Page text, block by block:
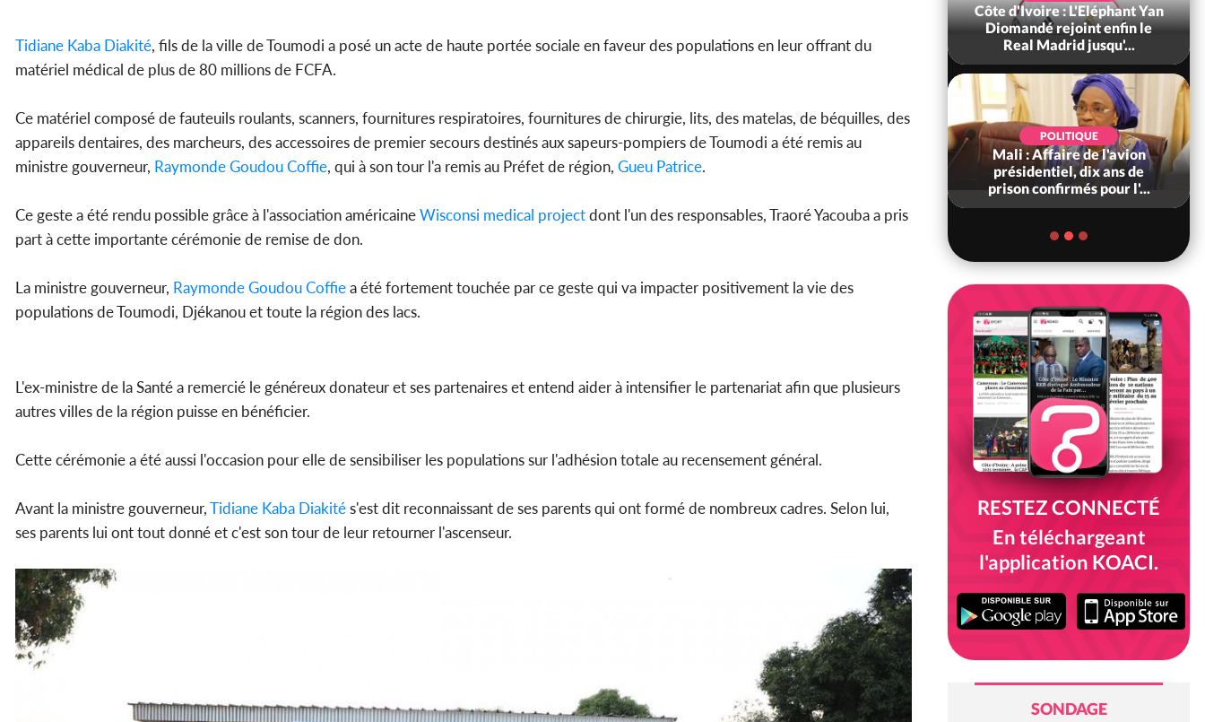
Tidiane Kaba Diakité, fils de la ville de Toumodi a posé un acte de haute portée sociale en faveur des populations en leur offrant du
matériel médical de plus de 80 millions de FCFA.
Ce matériel composé de fauteuils roulants, scanners, fournitures respiratoires, fournitures de chirurgie, lits, des matelas, de béquilles, des
appareils dentaires, des marcheurs, des accessoires de premier secours destinés aux sapeurs-pompiers de Toumodi a été remis au
ministre gouverneur, Raymonde Goudou Coffie, qui à son tour l'a remis au Préfet de région, Gueu Patrice.
Ce geste a été rendu possible grâce à l'association américaineWisconsi medical projectdont l'un des responsables, Traoré Yacouba a pris
part à cette importante cérémonie de remise de don.
La ministre gouverneur, Raymonde Goudou Coffiea été fortement touchée par ce geste qui va impacter positivement la vie des
populations de Toumodi, Djékanou et toute la région des lacs.
L'ex-ministre de la Santé a remercié le généreux donateur et ses partenaires et entend aider à intensifier le partenariat afin que plusieurs
autres villes de la région puisse en bénéficier.
Cette cérémonie a été aussi l'occasion pour elle de sensibiliser les populations sur l'adhésion totale au recensement général.
Avant la ministre gouverneur,Tidiane Kaba Diakités'est dit reconnaissant de ses parents qui ont formé de nombreux cadres. Selon lui,
ses parents lui ont tout donné et c'est son tour de leur retourner l'ascenseur.
le SYNARFA-CI co...
POLITIQUE
Côte d'Ivoire : Violences
Côte d'Ivoire : L'Eléphant Yan
Diomandé rejoint enfin le
Real Madrid jusqu'...
POLITIQUE
Mali : Affaire de l'avion
présidentiel, dix ans de
prison confirmés pour l'...
RESTEZ CONNECTÉ
En téléchargeant
l'application KOACI.
SONDAGE